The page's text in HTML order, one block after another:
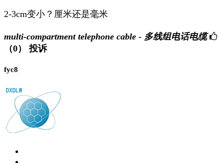
2-3cm变小？厘米还是毫米
multi-compartment telephone cable - 多线组电话电缆
（0）
投诉
fyc8